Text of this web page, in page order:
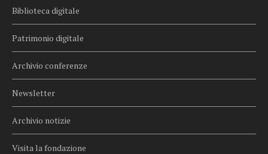
Biblioteca digitale
Patrimonio digitale
Archivio conferenze
Newsletter
Archivio notizie
Visita la fondazione